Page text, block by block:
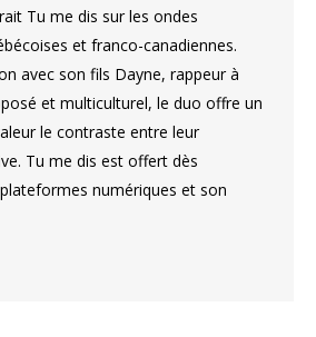
Tu me dis sur les ondes
et franco-canadiennes.
avec son fils Dayne, rappeur à
et multiculturel, le duo offre un
le contraste entre leur
Tu me dis est offert dès
numériques et son